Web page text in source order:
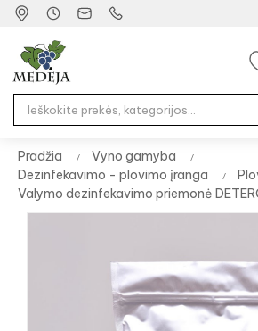
Pradžia
Vyno gamyba
Dezinfekavimo - plovimo įranga
Valymo dezinfekavimo priemonė